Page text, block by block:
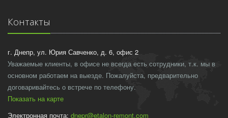
Контакты
г. Днепр, ул. Юрия Савченко, д. 6, офис 2
Уважаемые клиенты, в офисе не всегда есть сотрудники, т.к. мы в
основном работаем на выезде. Пожалуйста, предварительно
договаривайтесь о встрече по телефону.
Показать на карте
Электронная почта: dnepr@etalon-remont.com